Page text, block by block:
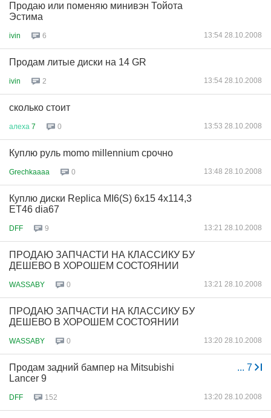
Продаю или поменяю минивэн Тойота
Эстима
ivin 6 13:54 28.10.2008
Продам литые диски на 14 GR
ivin 2 13:54 28.10.2008
сколько стоит
алеха 7 0 13:53 28.10.2008
Куплю руль momo millennium срочно
Grechkaaaa 0 13:48 28.10.2008
Куплю диски Replica MI6(S) 6х15 4х114,3
ЕТ46 dia67
DFF 9 13:21 28.10.2008
ПРОДАЮ ЗАПЧАСТИ НА КЛАССИКУ БУ
ДЕШЕВО В ХОРОШЕМ СОСТОЯНИИ
WASSABY 0 13:21 28.10.2008
ПРОДАЮ ЗАПЧАСТИ НА КЛАССИКУ БУ
ДЕШЕВО В ХОРОШЕМ СОСТОЯНИИ
WASSABY 0 13:20 28.10.2008
... 7
Продам задний бампер на Mitsubishi
Lancer 9
DFF 152 13:20 28.10.2008